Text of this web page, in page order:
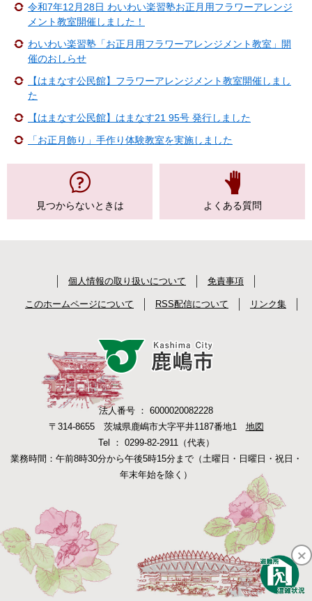
令和7年12月28日 わいわい楽習塾お正月用フラワーアレンジ
メント教室開催しました！
わいわい楽習塾「お正月用フラワーアレンジメント教室」開
催のおしらせ
【はまなす公民館】フラワーアレンジメント教室開催しまし
た
【はまなす公民館】はまなす21 95号 発行しました
「お正月飾り」手作り体験教室を実施しました
見つからないときは よくある質問
個人情報の取り扱いについて 免責事項
このホームページについて RSS配信について リンク集
法人番号 ： 6000020082228
〒314-8655 茨城県鹿嶋市大字平井1187番地1 地図
Tel ： 0299-82-2911（代表）
業務時間：午前8時30分から午後5時15分まで（土曜日・日曜日・祝日・
年末年始を除く）